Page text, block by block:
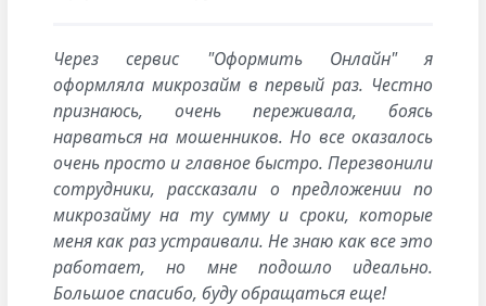
Через сервис "Оформить Онлайн" я
оформляла микрозайм в первый раз. Честно
признаюсь, очень переживала, боясь
нарваться на мошенников. Но все оказалось
очень просто и главное быстро. Перезвонили
сотрудники, рассказали о предложении по
микрозайму на ту сумму и сроки, которые
меня как раз устраивали. Не знаю как все это
работает, но мне подошло идеально.
Большое спасибо, буду обращаться еще!